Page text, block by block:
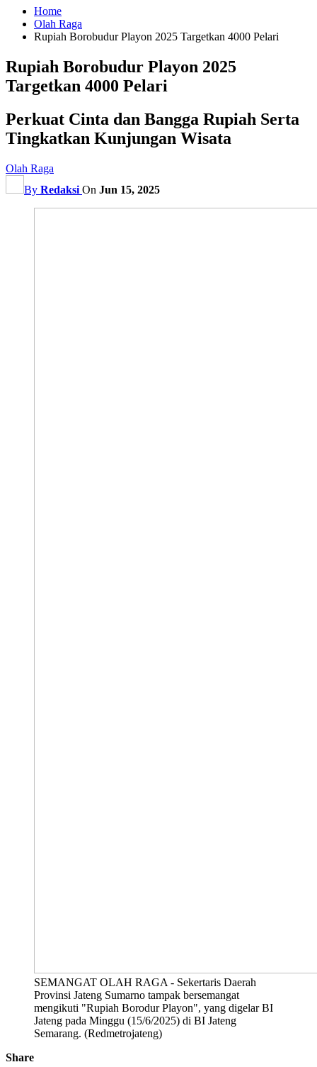
Home
Olah Raga
Rupiah Borobudur Playon 2025 Targetkan 4000 Pelari
Rupiah Borobudur Playon 2025
Targetkan 4000 Pelari
Perkuat Cinta dan Bangga Rupiah Serta
Tingkatkan Kunjungan Wisata
Olah Raga
By Redaksi On Jun 15, 2025
SEMANGAT OLAH RAGA - Sekertaris Daerah
Provinsi Jateng Sumarno tampak bersemangat
mengikuti "Rupiah Borodur Playon", yang digelar BI
Jateng pada Minggu (15/6/2025) di BI Jateng
Semarang. (Redmetrojateng)
Share